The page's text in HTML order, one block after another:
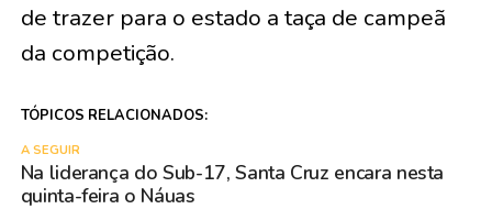
de trazer para o estado a taça de campeã
da competição.
TÓPICOS RELACIONADOS:
A SEGUIR
Na liderança do Sub-17, Santa Cruz encara nesta
quinta-feira o Náuas